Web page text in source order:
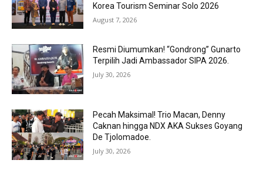
Korea Tourism Seminar Solo 2026
August 7, 2026
Resmi Diumumkan! “Gondrong” Gunarto
Terpilih Jadi Ambassador SIPA 2026.
July 30, 2026
Pecah Maksimal! Trio Macan, Denny
Caknan hingga NDX AKA Sukses Goyang
De Tjolomadoe.
July 30, 2026